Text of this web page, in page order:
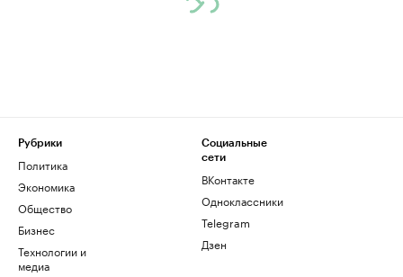
Рубрики
Политика
Экономика
Общество
Бизнес
Технологии и
медиа
Социальные
сети
ВКонтакте
Одноклассники
Telegram
Дзен